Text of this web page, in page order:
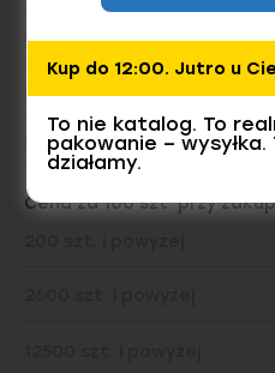
Waga opakowania:
Liczba sztuk w opakowaniu:
Dostępnych sztuk w
Cena za 100 szt. przy
Kup do 12:00. Jutro u
To nie katalog. To
pakowanie –
działamy.